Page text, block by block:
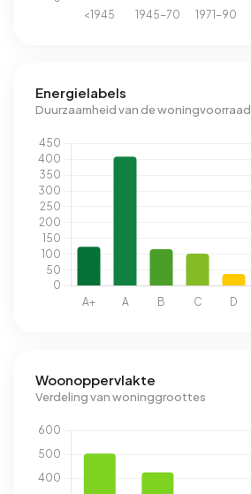
Energielabels
Duurzaamheid van de woningvoorraad
Woonoppervlakte
Verdeling van woninggroottes